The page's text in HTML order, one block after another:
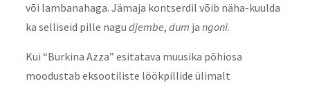
või lambanahaga. Jämaja kontserdil võib näha-kuulda
ka selliseid pille nagu djembe, dum ja ngoni.
Kui “Burkina Azza” esitatava muusika põhiosa
moodustab eksootiliste löökpillide ülimalt